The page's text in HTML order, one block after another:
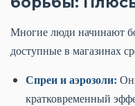
Многие люди начинают
доступные в магазинах
Спреи и аэрозоли:
кратковременный